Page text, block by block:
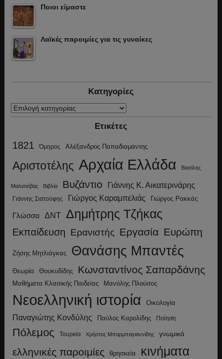
Ποιοι είμαστε
Λαϊκές παροιμίες για τις γυναίκες
Κατηγορίες
Κατηγορίες
Ετικέτες
1821 Όμηρος Αλέξανδρος Παπαδιαμάντης
Αριστοτέλης Αρχαία Ελλάδα Βασίλης
Μαλισιόβας Βιβλία Βυζάντιο Γιάννης Κ. Αικατερινάρης
Γιάννης Σιατούφης Γιώργος Καραμπελιάς Γιώργος Ρακκάς
Γλώσσα ΔΝΤ Δημήτρης Τζήκας
Εκπαίδευση Ερανιστής Εργασία Ευρώπη
Ζήσης Μητλιάγκας Θανάσης Μπαντές
Θεωρία Θουκυδίδης Κωνσταντίνος Σαπαρδάνης
Μαθήματα Κλασικής Παιδείας Μανόλης Πλούσος
Νεοελληνική ιστορία Οικολογία
Παναγιώτης Κονδύλης Παύλος Καρολίδης Ποίηση
Πόλεμος Τουρκία Χρήστος Μπαρμπαγιαννίδης γνωμικά
ελληνικές παροιμίες θρησκεία κινήματα